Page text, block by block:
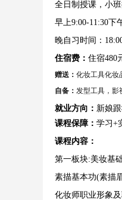
全日制授课，小
早上9:00-11:30下
晚自习时间：
住宿费： 住宿480
赠送： 化妆工具化妆
自备： 发型工具，影
就业方向： 新娘
课程保障： 学习+
课程内容 ：
第一板块:美妆基
素描基本功(素描
化妆师职业形象